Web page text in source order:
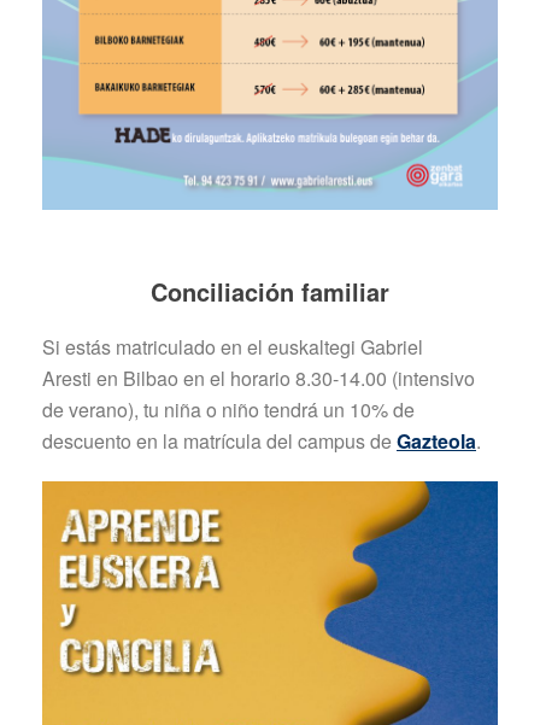
Conciliación familiar
Si estás matriculado en el euskaltegi Gabriel
Aresti en Bilbao en el horario 8.30-14.00 (intensivo
de verano), tu niña o niño tendrá un 10% de
descuento en la matrícula del campus deGazteola.